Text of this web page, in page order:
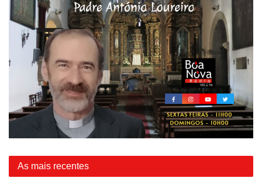
As mais recentes